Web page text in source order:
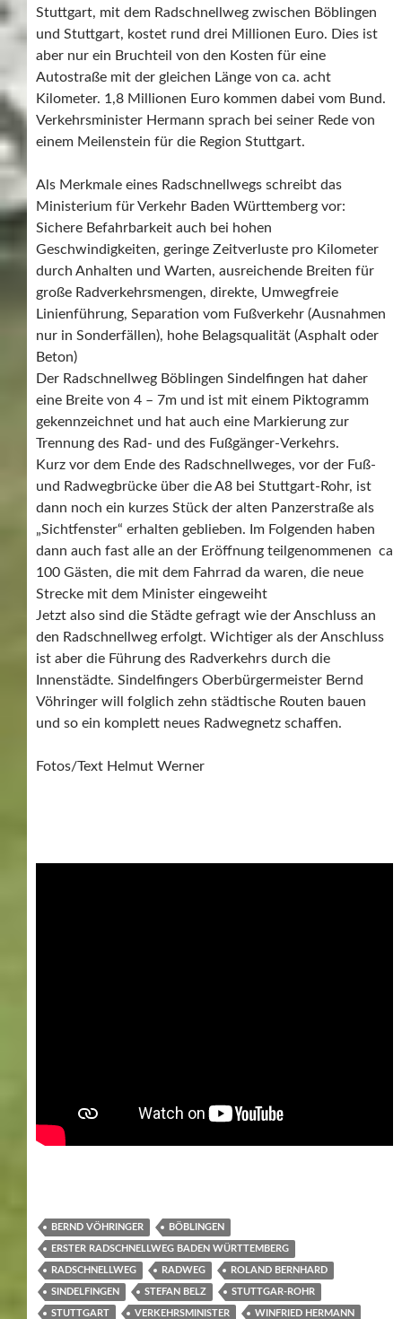
Stuttgart, mit dem Radschnellweg zwischen Böblingen
und Stuttgart, kostet rund drei Millionen Euro. Dies ist
aber nur ein Bruchteil von den Kosten für eine
Autostraße mit der gleichen Länge von ca. acht
Kilometer. 1,8 Millionen Euro kommen dabei vom Bund.
Verkehrsminister Hermann sprach bei seiner Rede von
einem Meilenstein für die Region Stuttgart.
Als Merkmale eines Radschnellwegs schreibt das
Ministerium für Verkehr Baden Württemberg vor:
Sichere Befahrbarkeit auch bei hohen
Geschwindigkeiten, geringe Zeitverluste pro Kilometer
durch Anhalten und Warten, ausreichende Breiten für
große Radverkehrsmengen, direkte, Umwegfreie
Linienführung, Separation vom Fußverkehr (Ausnahmen
nur in Sonderfällen), hohe Belagsqualität (Asphalt oder
Beton)
Der Radschnellweg Böblingen Sindelfingen hat daher
eine Breite von 4 – 7m und ist mit einem Piktogramm
gekennzeichnet und hat auch eine Markierung zur
Trennung des Rad- und des Fußgänger-Verkehrs.
Kurz vor dem Ende des Radschnellweges, vor der Fuß-
und Radwegbrücke über die A8 bei Stuttgart-Rohr, ist
dann noch ein kurzes Stück der alten Panzerstraße als
„Sichtfenster“ erhalten geblieben. Im Folgenden haben
dann auch fast alle an der Eröffnung teilgenommenen ca
100 Gästen, die mit dem Fahrrad da waren, die neue
Strecke mit dem Minister eingeweiht
Jetzt also sind die Städte gefragt wie der Anschluss an
den Radschnellweg erfolgt. Wichtiger als der Anschluss
ist aber die Führung des Radverkehrs durch die
Innenstädte. Sindelfingers Oberbürgermeister Bernd
Vöhringer will folglich zehn städtische Routen bauen
und so ein komplett neues Radwegnetz schaffen.
Fotos/Text Helmut Werner
BERND VÖHRINGER BÖBLINGEN
ERSTER RADSCHNELLWEG BADEN WÜRTTEMBERG
RADSCHNELLWEG RADWEG ROLAND BERNHARD
SINDELFINGEN STEFAN BELZ STUTTGAR-ROHR
STUTTGART VERKEHRSMINISTER WINFRIED HERMANN